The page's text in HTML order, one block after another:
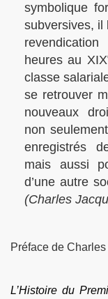
symbolique
subversives, il
heures au XIX
classe
se retrouver
nouveaux
non
enregistrés
mais aussi
d’une autre
(Charles
Préface de
L’Histoire du